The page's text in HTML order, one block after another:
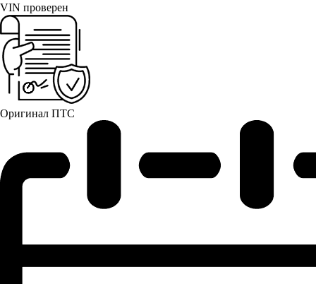
VIN проверен
Оригинал ПТС